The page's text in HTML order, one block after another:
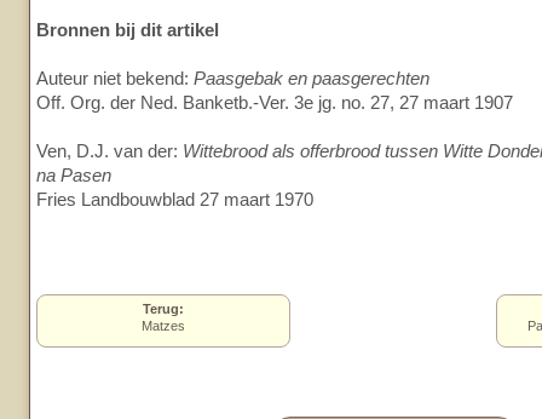
Bronnen bij dit artikel
Auteur niet bekend: Paasgebak en paasgerechten
Off. Org. der Ned. Banketb.-Ver. 3e jg. no. 27, 27 maart 1907
Ven, D.J. van der: Wittebrood als offerbrood tussen Witte
na Pasen
Fries Landbouwblad 27 maart 1970
Terug:
Matzes